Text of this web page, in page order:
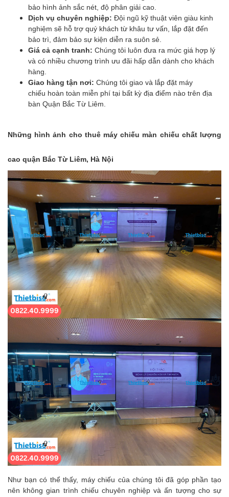
bảo hình ảnh sắc nét, độ phân giải cao.
Dịch vụ chuyên nghiệp: Đội ngũ kỹ thuật viên giàu kinh
nghiệm sẽ hỗ trợ quý khách từ khâu tư vấn, lắp đặt đến
bảo trì, đảm bảo sự kiện diễn ra suôn sẻ.
Giá cả cạnh tranh: Chúng tôi luôn đưa ra mức giá hợp lý
và có nhiều chương trình ưu đãi hấp dẫn dành cho khách
hàng.
Giao hàng tận nơi: Chúng tôi giao và lắp đặt máy
chiếu hoàn toàn miễn phí tại bất kỳ địa điểm nào trên địa
bàn Quận Bắc Từ Liêm.
Những hình ảnh cho thuê máy chiếu màn chiếu chất lượng
cao quận Bắc Từ Liêm, Hà Nội
Như bạn có thể thấy, máy chiếu của chúng tôi đã góp phần tạo
nên không gian trình chiếu chuyên nghiệp và ấn tượng cho sự